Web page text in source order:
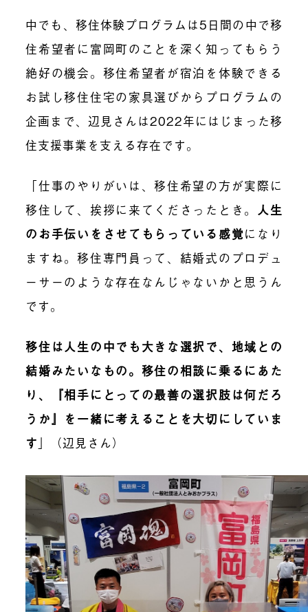
中でも、移住体験プログラムは5日間の中で移
住希望者に富岡町のことを深く知ってもらう
絶好の機会。移住希望者が宿泊を体験できる
お試し移住住宅の家具選びからプログラムの
企画まで、辺見さんは2022年にはじまった移
住支援事業を支える存在です。
「仕事のやりがいは、移住希望の方が実際に
移住して、挨拶に来てくださったとき。 人生
のお手伝いをさせてもらっている感覚になり
ますね。移住専門員って、結婚式のプロデュ
ーサーのような存在なんじゃないかと思うん
です。
移住は人生の中でも大きな選択で、地域との
結婚みたいなもの。移住の相談に乗るにあた
り、『相手にとっての最善の選択肢は何だろ
うか』を一緒に考えることを大切にしていま
す 」（辺見さん）